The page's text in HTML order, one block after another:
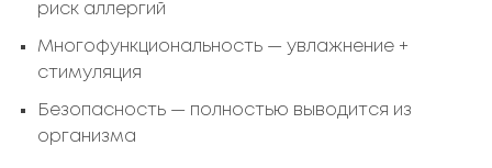
риск аллергий
Многофункциональность — увлажнение +
стимуляция
Безопасность — полностью выводится из
организма